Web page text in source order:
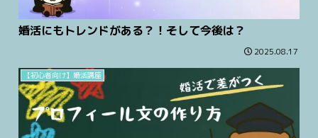
婚活にもトレンドがある？！そして今後は？
2025.08.17
【初心者向け】婚活講座